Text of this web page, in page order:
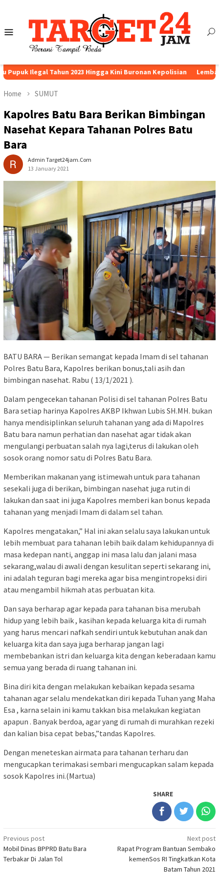
Mobile
Menu
Tahun 2023 Hingga Kini Buronan Kepolisian Lembaga MPSU
Home SUMUT
Kapolres Batu Bara Berikan Bimbingan
Nasehat Kepara Tahanan Polres Batu
Bara
Admin Target24jam.com
13 January 2021
BATU BARA — Berikan semangat kepada Imam di sel tahanan
Polres Batu Bara, Kapolres berikan bonus,tali asih dan
bimbingan nasehat. Rabu ( 13/1/2021 ).
Dalam pengecekan tahanan Polisi di sel tahanan Polres Batu
Bara setiap harinya Kapolres AKBP Ikhwan Lubis SH.MH. bukan
hanya mendisiplinkan seluruh tahanan yang ada di Mapolres
Batu bara namun perhatian dan nasehat agar tidak akan
mengulangi perbuatan salah nya lagi,terus di lakukan oleh
sosok orang nomor satu di Polres Batu Bara.
Memberikan makanan yang istimewah untuk para tahanan
sesekali juga di berikan, bimbingan nasehat juga rutin di
lakukan dan saat ini juga Kapolres memberi kan bonus kepada
tahanan yang menjadi Imam di dalam sel tahan.
Kapolres mengatakan,” Hal ini akan selalu saya lakukan untuk
lebih membuat para tahanan lebih baik dalam kehidupannya di
masa kedepan nanti, anggap ini masa lalu dan jalani masa
sekarang,walau di awali dengan kesulitan seperti sekarang ini,
ini adalah teguran bagi mereka agar bisa mengintropeksi diri
atau mengambil hikmah atas perbuatan kita.
Dan saya berharap agar kepada para tahanan bisa merubah
hidup yang lebih baik , kasihan kepada keluarga kita di rumah
yang harus mencari nafkah sendiri untuk kebutuhan anak dan
keluarga kita dan saya juga berharap jangan lagi
membebankan istri dan keluarga kita dengan keberadaan kamu
semua yang berada di ruang tahanan ini.
Bina diri kita dengan melakukan kebaikan kepada sesama
tahanan agar selalu mendekatkan diri kepada Tuhan yang Maha
Esa , karna selain ini kamu takkan bisa melakukan kegiatan
apapun . Banyak berdoa, agar yang di rumah di murahkan rezeki
dan kalian bisa cepat bebas,”tandas Kapolres.
Dengan meneteskan airmata para tahanan terharu dan
mengucapkan terimakasi sembari mengucapkan salam kepada
sosok Kapolres ini.(Martua)
SHARE
Post
navigation
Previous post
Mobil Dinas BPPRD Batu Bara
Terbakar Di Jalan Tol
Next post
Rapat Program Bantuan Sembako
kemenSos RI Tingkatkan Kota
Batam Tahun 2021